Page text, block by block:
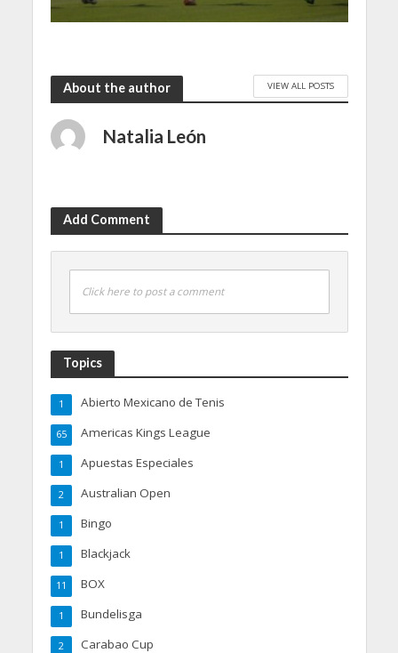
About the author VIEW ALL POSTS
Natalia León
Add Comment
Click here to post a comment
Topics
Abierto Mexicano de Tenis
1
Americas Kings League
65
Apuestas Especiales
1
Australian Open
2
Bingo
1
Blackjack
1
BOX
11
Bundelisga
1
Carabao Cup
2